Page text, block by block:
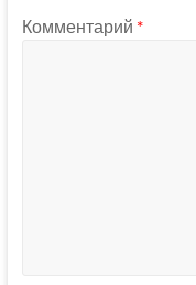
Комментарий *